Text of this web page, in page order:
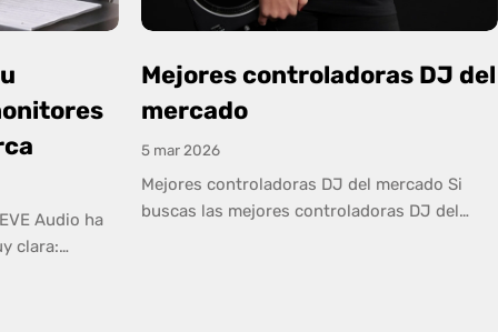
Audio ha
clara:
Mejores controladoras DJ del
mercado
5 mar 2026
Mejores controladoras DJ del mercado Si
buscas las mejores controladoras DJ del